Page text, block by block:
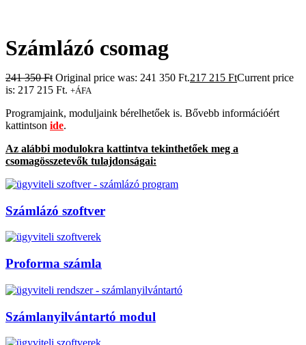
Számlázó csomag
241 350Ft Original price was: 241 350 Ft.217 215 FtCurrent price
is: 217 215 Ft. +ÁFA
Programjaink, moduljaink bérelhetőek is. Bővebb információért
kattintson ide.
Az alábbi modulokra kattintva tekinthetőek meg a
csomagösszetevők tulajdonságai:
Számlázó szoftver
Proforma számla
Számlanyilvántartó modul